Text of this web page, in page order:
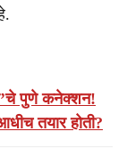
पुणे कनेक्शन!
तयार होती?